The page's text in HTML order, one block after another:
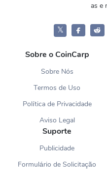
as e
𝕏
Sobre o CoinCarp
Sobre Nós
Termos de Uso
Política de Privacidade
Aviso Legal
Suporte
Publicidade
Formulário de Solicitação